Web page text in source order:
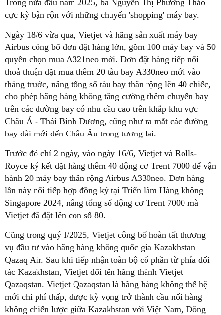
Trong nửa đầu năm 2025, bà Nguyễn Thị Phương Thảo
cực kỳ bận rộn với những chuyến 'shopping' máy bay.
Ngày 18/6 vừa qua, Vietjet và hãng sản xuất máy bay
Airbus công bố đơn đặt hàng lớn, gồm 100 máy bay và 50
quyền chọn mua A321neo mới. Đơn đặt hàng tiếp nối
thoả thuận đặt mua thêm 20 tàu bay A330neo mới vào
tháng trước, nâng tổng số tàu bay thân rộng lên 40 chiếc,
cho phép hãng hàng không tăng cường thêm chuyến bay
trên các đường bay có nhu cầu cao trên khắp khu vực
Châu Á - Thái Bình Dương, cũng như ra mắt các đường
bay dài mới đến Châu Âu trong tương lai.
Trước đó chỉ 2 ngày, vào ngày 16/6, Vietjet và Rolls-
Royce ký kết đặt hàng thêm 40 động cơ Trent 7000 để vận
hành 20 máy bay thân rộng Airbus A330neo. Đơn hàng
lần này nối tiếp hợp đồng ký tại Triển lãm Hàng không
Singapore 2024, nâng tổng số động cơ Trent 7000 mà
Vietjet đã đặt lên con số 80.
Cũng trong quý I/2025, Vietjet công bố hoàn tất thương
vụ đầu tư vào hãng hàng không quốc gia Kazakhstan –
Qazaq Air. Sau khi tiếp nhận toàn bộ cổ phần từ phía đối
tác Kazakhstan, Vietjet đổi tên hãng thành Vietjet
Qazaqstan. Vietjet Qazaqstan là hãng hàng không thế hệ
mới chi phí thấp, được kỳ vọng trở thành cầu nối hàng
không chiến lược giữa Kazakhstan với Việt Nam, Đông